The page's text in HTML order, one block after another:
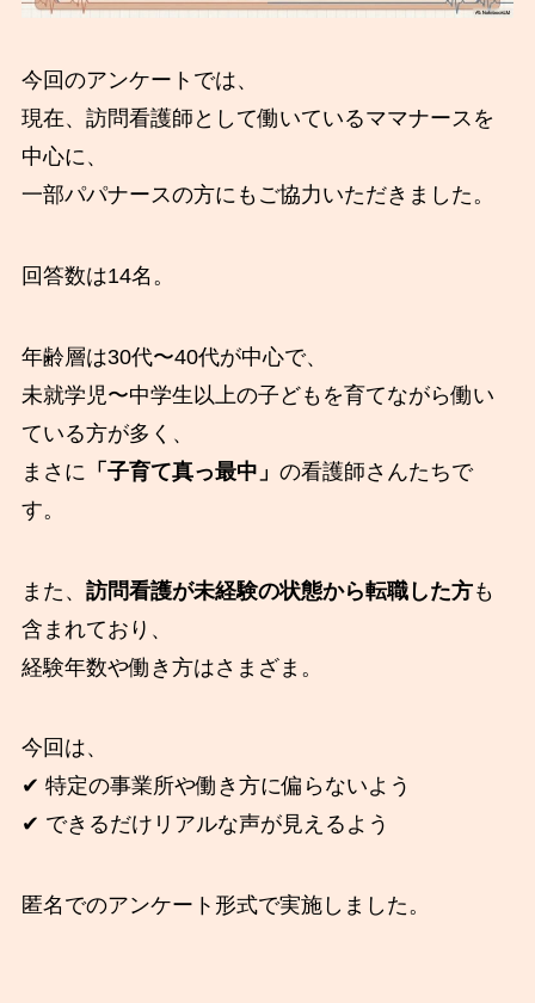
今回のアンケートでは、
現在、訪問看護師として働いているママナースを
中心に、
一部パパナースの方にもご協力いただきました。
回答数は14名。
年齢層は30代〜40代が中心で、
未就学児〜中学生以上の子どもを育てながら働い
ている方が多く、
まさに 「子育て真っ最中」 の看護師さんたちで
す。
また、 訪問看護が未経験の状態から転職した方も
含まれており、
経験年数や働き方はさまざま。
今回は、
✔ 特定の事業所や働き方に偏らないよう
✔ できるだけリアルな声が見えるよう
匿名でのアンケート形式で実施しました。